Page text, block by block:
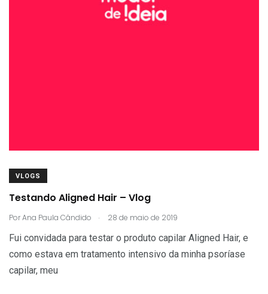
VLOGS
Testando Aligned Hair – Vlog
PorAna Paula Cândido . 28 de maio de 2019
Fui convidada para testar o produto capilar Aligned Hair, e
como estava em tratamento intensivo da minha psoríase
capilar, meu